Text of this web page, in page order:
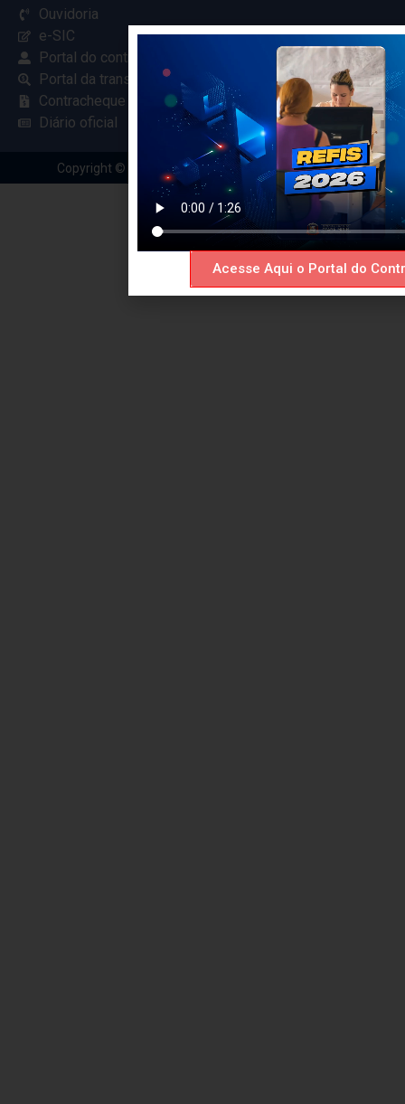
Ouvidoria
e-SIC
Portal do contribuinte
Portal da transparência
Contracheque online
Diário oficial
Copyright © 2024 Criado com pela Renovar Web
Acesse Aqui o Portal do